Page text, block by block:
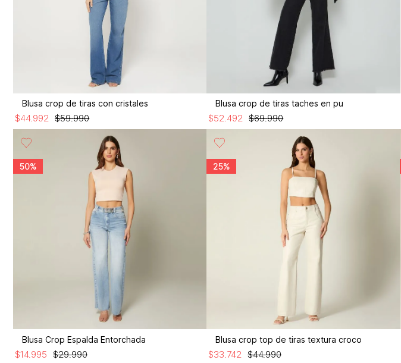
Blusa crop de tiras con cristales
$59.990
$44.992
Blusa crop de tiras taches en pu
$69.990
$52.492
50%
Blusa Crop Espalda Entorchada
$29.990
$14.995
25%
Blusa crop top de tiras textura croco
$44.990
$33.742